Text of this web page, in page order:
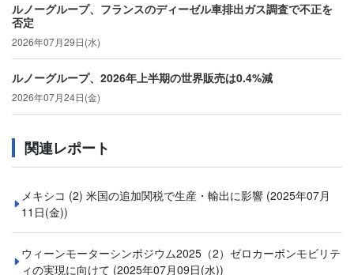
ルノーグループ、フランスのディーゼル車排出ガス調査で不正を
否定
2026年07月29日(水)
ルノーグループ、2026年上半期の世界販売は0.4%減
2026年07月24日(金)
関連レポート
メキシコ (2) 米国の追加関税で生産・輸出に影響 (2025年07月
11日(金))
ウィーンモーターシンポジウム2025（2）ゼロカーボンモビリテ
ィの実現に向けて (2025年07月09日(水))